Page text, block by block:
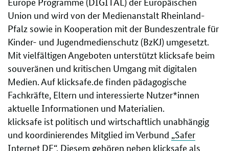
Union und wird von der Medienanstalt Rheinland-
Pfalz sowie in Kooperation mit der Bundeszentrale für
Kinder- und Jugendmedienschutz (BzKJ) umgesetzt.
Mit vielfältigen Angeboten unterstützt klicksafe beim
souveränen und kritischen Umgang mit digitalen
Medien. Auf klicksafe.de finden pädagogische
Fachkräfte, Eltern und interessierte Nutzer*innen
aktuelle Informationen und Materialien.
klicksafe ist politisch und wirtschaftlich unabhängig
und koordinierendes Mitglied im Verbund „Safer
Internet DE“. Diesem gehören neben klicksafe als